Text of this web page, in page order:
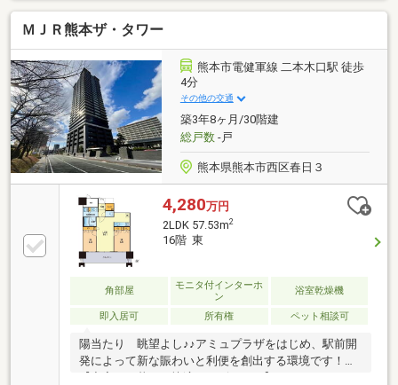
り、景色を眺めながらゆったりとした時間を過ごした
りと、自宅以外にも心地よく過ごせる空間が用意され
ています。お部屋は４階角部屋ならではの開放感が魅
力。※駐車場の空きはあるようですが、利用料金は確
認中です。※バルコニー向き：北西、北東向き
ＭＪＲ熊本ザ・タワー
熊本市電健軍線 二本木口駅 徒歩
4分
その他の交通
築3年8ヶ月/30階建
総戸数-戸
熊本県熊本市西区春日３
4,280万円
2LDK 57.53m2
16階 東
角部屋
モニタ付インターホ
ン
浴室乾燥機
即入居可 所有権 ペット相談可
陽当たり 眺望よし♪♪アミュプラザをはじめ、駅前開
発によって新な賑わいと利便を創出する環境です！
【充実した暮らし快適サービスあり】・コンシェルジ